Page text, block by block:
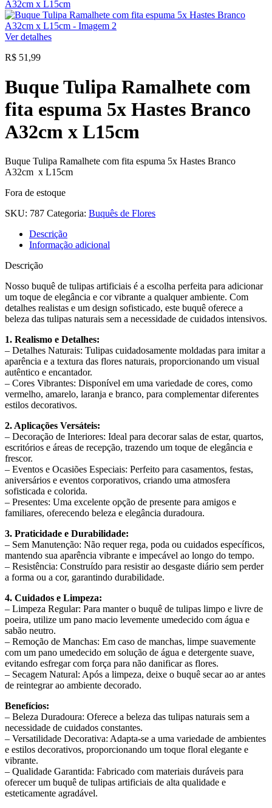
Ver detalhes
R$ 51,99
Buque Tulipa Ramalhete com
fita espuma 5x Hastes Branco
A32cm x L15cm
Buque Tulipa Ramalhete com fita espuma 5x Hastes Branco
A32cm x L15cm
Fora de estoque
SKU: 787 Categoria: Buquês de Flores
Descrição
Informação adicional
Descrição
Nosso buquê de tulipas artificiais é a escolha perfeita para adicionar
um toque de elegância e cor vibrante a qualquer ambiente. Com
detalhes realistas e um design sofisticado, este buquê oferece a
beleza das tulipas naturais sem a necessidade de cuidados intensivos.
1. Realismo e Detalhes:
– Detalhes Naturais: Tulipas cuidadosamente moldadas para imitar a
aparência e a textura das flores naturais, proporcionando um visual
autêntico e encantador.
– Cores Vibrantes: Disponível em uma variedade de cores, como
vermelho, amarelo, laranja e branco, para complementar diferentes
estilos decorativos.
2. Aplicações Versáteis:
– Decoração de Interiores: Ideal para decorar salas de estar, quartos,
escritórios e áreas de recepção, trazendo um toque de elegância e
frescor.
– Eventos e Ocasiões Especiais: Perfeito para casamentos, festas,
aniversários e eventos corporativos, criando uma atmosfera
sofisticada e colorida.
– Presentes: Uma excelente opção de presente para amigos e
familiares, oferecendo beleza e elegância duradoura.
3. Praticidade e Durabilidade:
– Sem Manutenção: Não requer rega, poda ou cuidados específicos,
mantendo sua aparência vibrante e impecável ao longo do tempo.
– Resistência: Construído para resistir ao desgaste diário sem perder
a forma ou a cor, garantindo durabilidade.
4. Cuidados e Limpeza:
– Limpeza Regular: Para manter o buquê de tulipas limpo e livre de
poeira, utilize um pano macio levemente umedecido com água e
sabão neutro.
– Remoção de Manchas: Em caso de manchas, limpe suavemente
com um pano umedecido em solução de água e detergente suave,
evitando esfregar com força para não danificar as flores.
– Secagem Natural: Após a limpeza, deixe o buquê secar ao ar antes
de reintegrar ao ambiente decorado.
Benefícios:
– Beleza Duradoura: Oferece a beleza das tulipas naturais sem a
necessidade de cuidados constantes.
– Versatilidade Decorativa: Adapta-se a uma variedade de ambientes
e estilos decorativos, proporcionando um toque floral elegante e
vibrante.
– Qualidade Garantida: Fabricado com materiais duráveis para
oferecer um buquê de tulipas artificiais de alta qualidade e
esteticamente agradável.